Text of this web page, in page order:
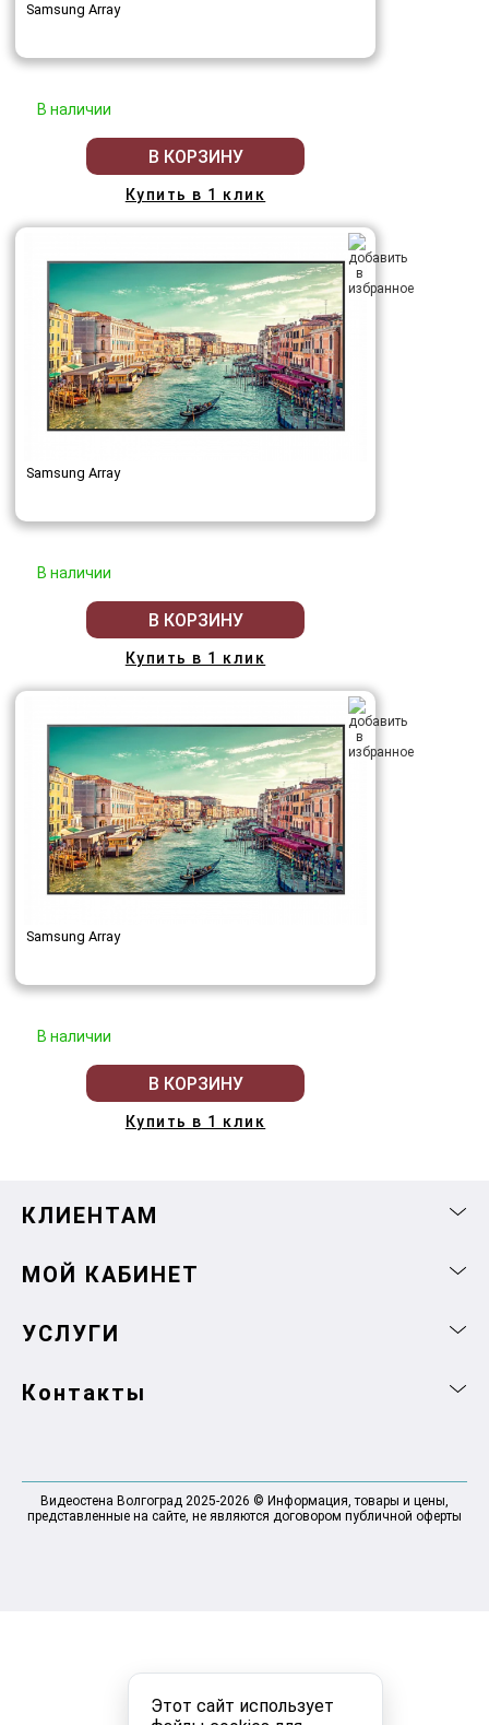
Этот сайт использует
Samsung Array
В наличии
В КОРЗИНУ
Купить в 1 клик
Samsung Array
В наличии
В КОРЗИНУ
Купить в 1 клик
Samsung Array
В наличии
В КОРЗИНУ
Купить в 1 клик
КЛИЕНТАМ
МОЙ КАБИНЕТ
УСЛУГИ
Контакты
Видеостена Волгоград 2025-2026 © Информация, товары и цены,
представленные на сайте, не являются договором публичной оферты